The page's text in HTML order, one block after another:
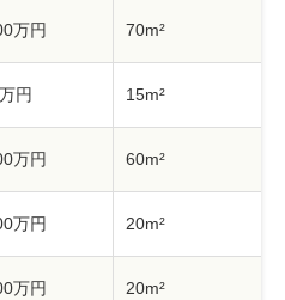
万円 70m²
円 15m²
万円 60m²
万円 20m²
万円 20m²